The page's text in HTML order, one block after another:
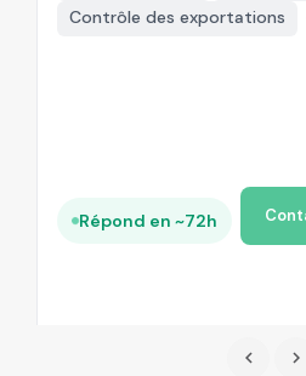
Contrôle des exportations
Répond en ~72h